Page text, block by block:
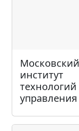
Московский
институт
технологий
управления